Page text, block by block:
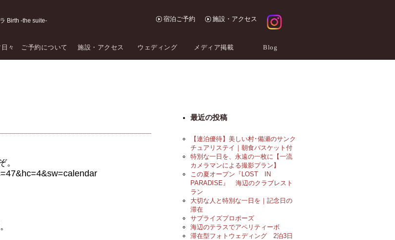
Birth -the suite- 宿泊ご予約 施設・アクセス
々 ご予約について 施設・アクセス ウェディング メディア掲載 Blog
。
最近の投稿
【連泊優待】美しい村･備瀬のサンク
チュアリステイ｜朝食バスケット付
特別な一日を、永遠の一枚に【一流
カメラマンによる撮影プラン】
この夏オープン『LOST IN
PARADISE』 海辺のクラブレスト
ラン
大切な人と特別な一日を｜記念日の
滞在
サプライズプロポーズ
海辺のテラスでアペリティーボ
滞在型フォトウェディング 2泊3日